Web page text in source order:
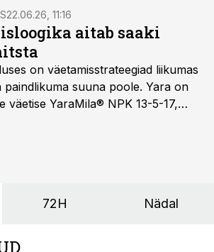
22.06.26, 11:16
aitab saaki
on väetamisstrateegiad liikumas
paindlikuma suuna poole. Yara on
väetise YaraMila® NPK 13-5-17,
72H Nädal